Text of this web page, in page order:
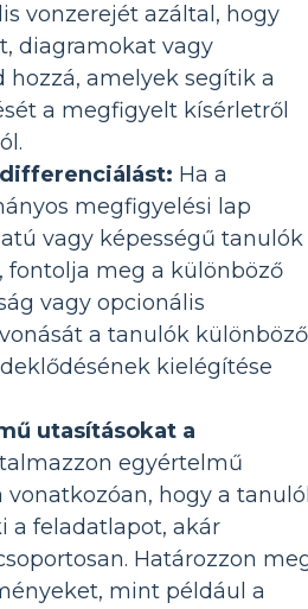
vonzerejét azáltal, hogy
diagramokat vagy
hozzá, amelyek segítik a
a megfigyelt kísérletről
Ha a
megfigyelési lap
vagy képességű tanulók
fontolja meg a különböző
vagy opcionális
a tanulók különböző
kielégítése
utasításokat a
egyértelmű
vonatkozóan, hogy a
a feladatlapot, akár
Határozzon
mint például a